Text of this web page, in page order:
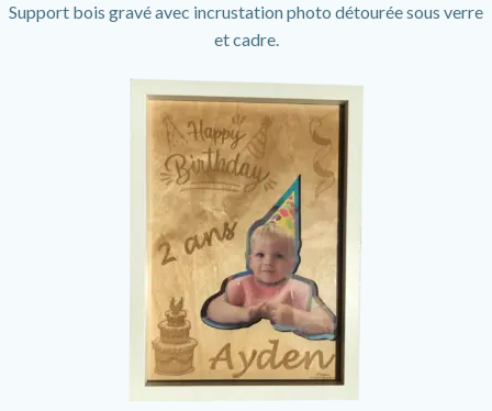
Support bois gravé avec incrustation photo détourée sous verre
et cadre.